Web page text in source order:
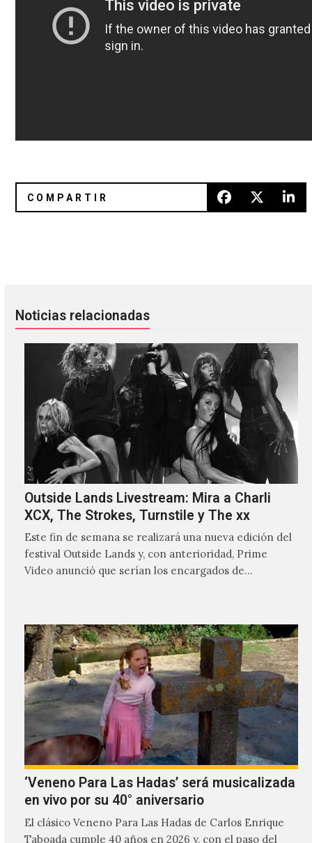
Noticias relacionadas
Outside Lands Livestream: Mira a Charli
XCX, The Strokes, Turnstile y The xx
Este fin de semana se realizará una nueva edición del
festival Outside Lands y, con anterioridad, Prime
Video anunció que serían los encargados de
‘Veneno Para Las Hadas’ será musicalizada
en vivo por su 40° aniversario
El clásico Veneno Para Las Hadas de Carlos Enrique
Taboada cumple 40 años en 2026 y, con el paso del